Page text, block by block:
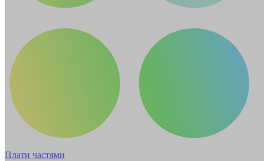
Плати частями